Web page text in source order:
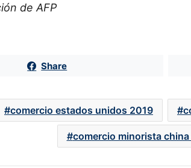
de AFP
Share
comercio estados unidos 2019
comercio minorista